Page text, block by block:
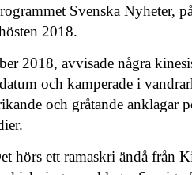
Svenska Nyheter,
2018.
2018, avvisade några
och kamperade i
och gråtande anklagar
hörs ett ramaskri ändå från